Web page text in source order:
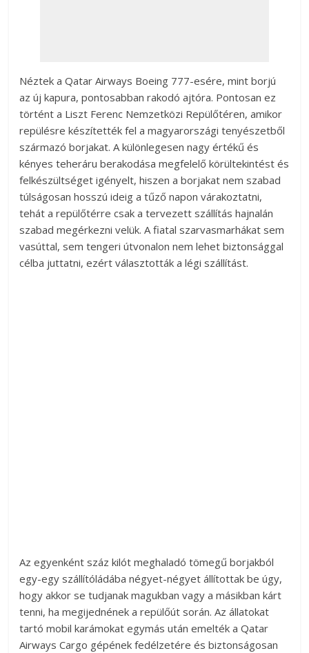
Néztek a Qatar Airways Boeing 777-esére, mint borjú
az új kapura, pontosabban rakodó ajtóra. Pontosan ez
történt a Liszt Ferenc Nemzetközi Repülőtéren, amikor
repülésre készítették fel a magyarországi tenyészetből
származó borjakat. A különlegesen nagy értékű és
kényes teheráru berakodása megfelelő körültekintést és
felkészültséget igényelt, hiszen a borjakat nem szabad
túlságosan hosszú ideig a tűző napon várakoztatni,
tehát a repülőtérre csak a tervezett szállítás hajnalán
szabad megérkezni velük. A fiatal szarvasmarhákat sem
vasúttal, sem tengeri útvonalon nem lehet biztonsággal
célba juttatni, ezért választották a légi szállítást.
Az egyenként száz kilót meghaladó tömegű borjakból
egy-egy szállítóládába négyet-négyet állítottak be úgy,
hogy akkor se tudjanak magukban vagy a másikban kárt
tenni, ha megijednének a repülőút során. Az állatokat
tartó mobil karámokat egymás után emelték a Qatar
Airways Cargo gépének fedélzetére és biztonságosan